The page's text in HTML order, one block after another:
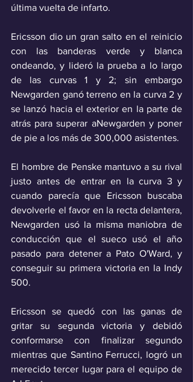
última vuelta de infarto.
Ericsson dio un gran salto en el reinicio
con las banderas verde y blanca
ondeando, y lideró la prueba a lo largo
de las curvas 1 y 2; sin embargo
Newgarden ganó terreno en la curva 2 y
se lanzó hacia el exterior en la parte de
atrás para superar aNewgarden y poner
de pie a los más de 300,000 asistentes.
El hombre de Penske mantuvo a su rival
justo antes de entrar en la curva 3 y
cuando parecía que Ericsson buscaba
devolverle el favor en la recta delantera,
Newgarden usó la misma maniobra de
conducción que el sueco usó el año
pasado para detener a Pato O'Ward, y
conseguir su primera victoria en la Indy
500.
Ericsson se quedó con las ganas de
gritar su segunda victoria y debidó
conformarse con finalizar segundo
mientras que Santino Ferrucci, logró un
merecido tercer lugar para el equipo de